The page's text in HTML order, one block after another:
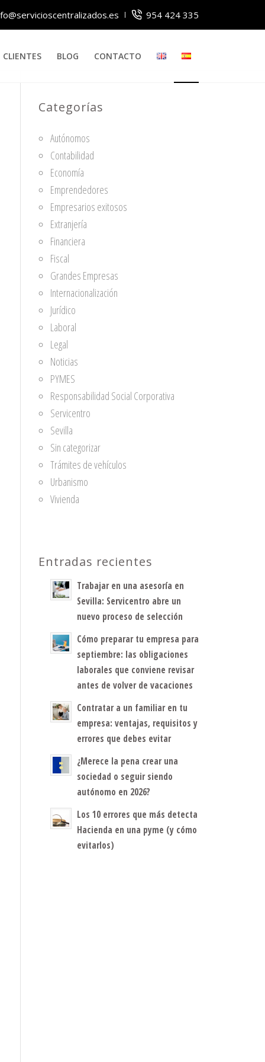
954 424 335
CLIENTES BLOG CONTACTO
Categorías
Autónomos
Contabilidad
Economía
Emprendedores
Empresarios exitosos
Extranjería
Financiera
Fiscal
Grandes Empresas
Internacionalización
Jurídico
Laboral
Legal
Noticias
PYMES
Responsabilidad Social Corporativa
Servicentro
Sevilla
Sin categorizar
Trámites de vehículos
Urbanismo
Vivienda
Entradas recientes
Trabajar en una asesoría en
Sevilla: Servicentro abre un
nuevo proceso de selección
Cómo preparar tu empresa para
septiembre: las obligaciones
laborales que conviene revisar
antes de volver de vacaciones
Contratar a un familiar en tu
empresa: ventajas, requisitos y
errores que debes evitar
¿Merece la pena crear una
sociedad o seguir siendo
autónomo en 2026?
Los 10 errores que más detecta
Hacienda en una pyme (y cómo
evitarlos)